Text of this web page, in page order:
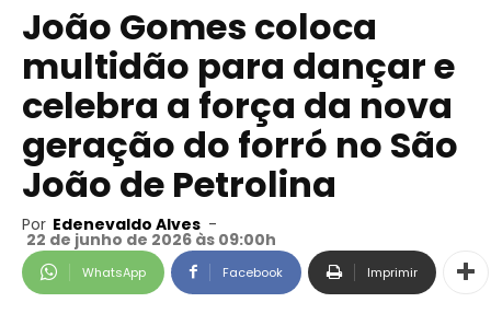
João Gomes coloca
multidão para dançar e
celebra a força da nova
geração do forró no São
João de Petrolina
Por Edenevaldo Alves -
22 de junho de 2026 às 09:00h
WhatsApp Facebook Imprimir